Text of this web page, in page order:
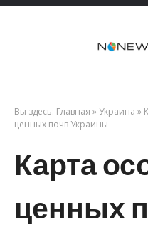
Вы здесь: Главная » Украина »
ценных почв Украины
Карта
ценных